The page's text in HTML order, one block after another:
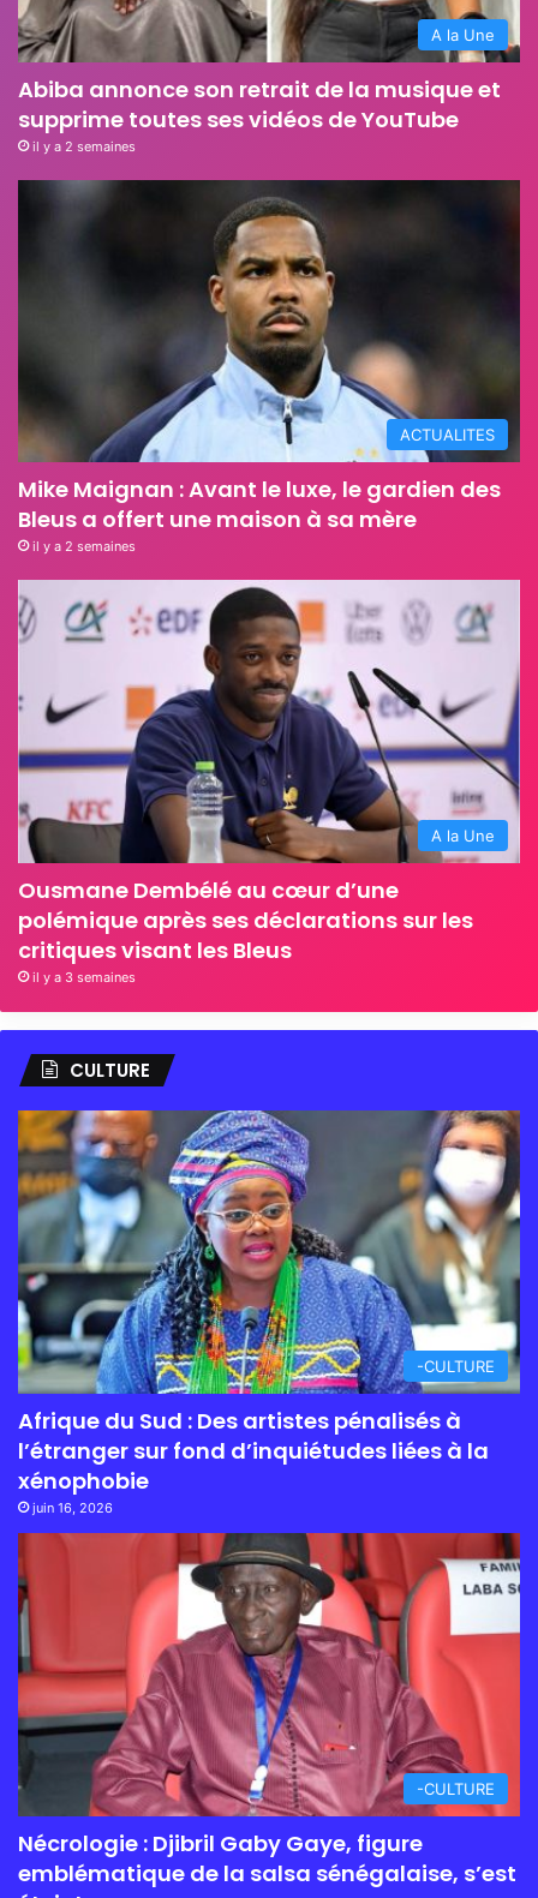
A la Une
Abiba annonce son retrait de la musique et
supprime toutes ses vidéos de YouTube
il y a 2 semaines
ACTUALITES
Mike Maignan : Avant le luxe, le gardien des
Bleus a offert une maison à sa mère
il y a 2 semaines
A la Une
Ousmane Dembélé au cœur d’une
polémique après ses déclarations sur les
critiques visant les Bleus
il y a 3 semaines
CULTURE
-CULTURE
Afrique du Sud : Des artistes pénalisés à
l’étranger sur fond d’inquiétudes liées à la
xénophobie
juin 16, 2026
-CULTURE
Nécrologie : Djibril Gaby Gaye, figure
emblématique de la salsa sénégalaise, s’est